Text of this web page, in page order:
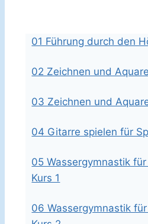
01 Führung durch den
02 Zeichnen und
03 Zeichnen und
04 Gitarre spielen für
05 Wassergymnastik
Kurs 1
06 Wassergymnastik